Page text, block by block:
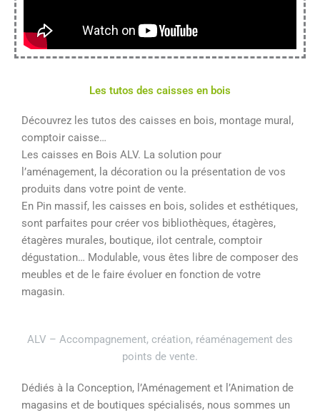
Les tutos des caisses en bois
Découvrez les tutos des caisses en bois, montage mural,
comptoir caisse…
Les caisses en Bois ALV. La solution pour
l’aménagement, la décoration ou la présentation de vos
produits dans votre point de vente.
En Pin massif, les caisses en bois, solides et esthétiques,
sont parfaites pour créer vos bibliothèques, étagères,
étagères murales, boutique, ilot centrale, comptoir
dégustation… Modulable, vous êtes libre de composer des
meubles et de le faire évoluer en fonction de votre
magasin.
ALV – Accompagnement, création, réaménagement des
points de vente.
Dédiés à la Conception, l’Aménagement et l’Animation de
magasins et de boutiques spécialisés, nous sommes un